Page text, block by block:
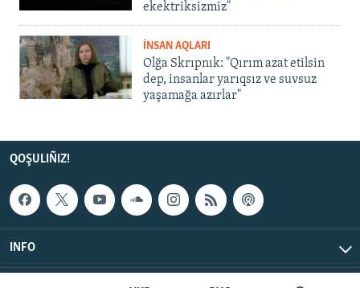
ekektriksizmiz"
İNSAN AQLARI
Olğa Skrıpnık: "Qırım azat etilsin
dep, insanlar yarıqsız ve suvsuz
yaşamağa azırlar"
QOŞULIÑIZ!
INFO